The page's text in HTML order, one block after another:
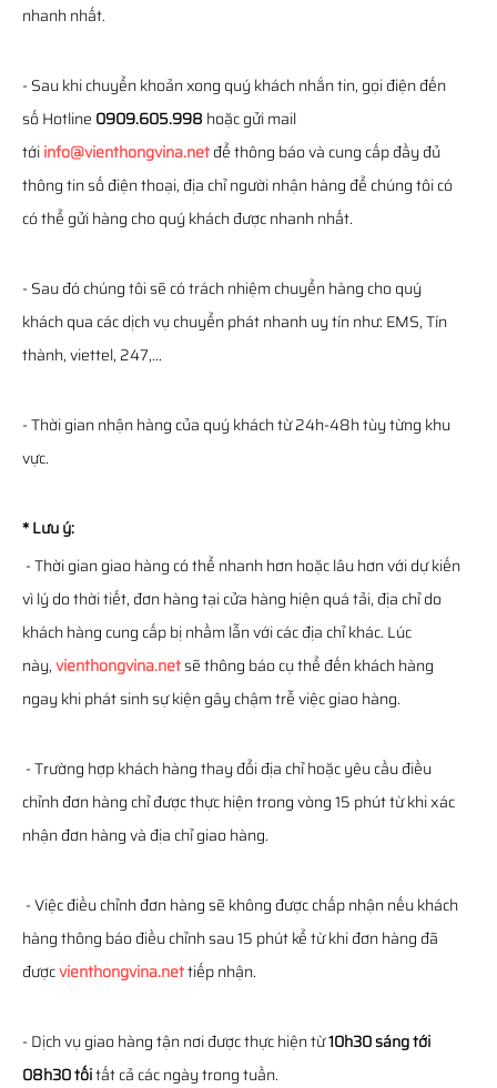
nhanh nhất.
- Sau khi chuyển khoản xong quý khách nhắn tin, gọi điện đến
số Hotline 0909.605.998 hoặc gửi mail
tớiinfo@vienthongvina.netđể thông báo và cung cấp đầy đủ
thông tin số điện thoại, địa chỉ người nhận hàng để chúng tôi có
có thể gửi hàng cho quý khách được nhanh nhất.
- Sau đó chúng tôi sẽ có trách nhiệm chuyển hàng cho quý
khách qua các dịch vụ chuyển phát nhanh uy tín như: EMS, Tín
thành, viettel, 247,...
- Thời gian nhận hàng của quý khách từ 24h-48h tùy từng khu
vực.
* Lưu ý:
- Thời gian giao hàng có thể nhanh hơn hoặc lâu hơn với dự kiến
vì lý do thời tiết, đơn hàng tại cửa hàng hiện quá tải, địa chỉ do
khách hàng cung cấp bị nhầm lẫn với các địa chỉ khác. Lúc
này,vienthongvina.netsẽ thông báo cụ thể đến khách hàng
ngay khi phát sinh sự kiện gây chậm trễ việc giao hàng.
- Trường hợp khách hàng thay đổi địa chỉ hoặc yêu cầu điều
chỉnh đơn hàng chỉ được thực hiện trong vòng 15 phút từ khi xác
nhận đơn hàng và địa chỉ giao hàng.
- Việc điều chỉnh đơn hàng sẽ không được chấp nhận nếu khách
hàng thông báo điều chỉnh sau 15 phút kể từ khi đơn hàng đã
đượcvienthongvina.nettiếp nhận.
- Dịch vụ giao hàng tận nơi được thực hiện từ10h30 sáng tới
08h30 tốitất cả các ngày trong tuần.